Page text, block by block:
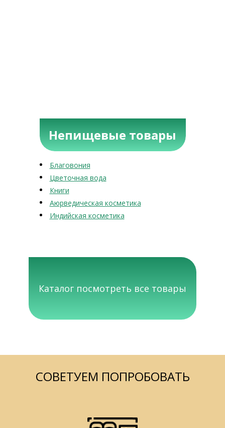
Непищевые товары
Благовония
Цветочная вода
Книги
Аюрведическая косметика
Индийская косметика
Каталог посмотреть все товары
СОВЕТУЕМ ПОПРОБОВАТЬ